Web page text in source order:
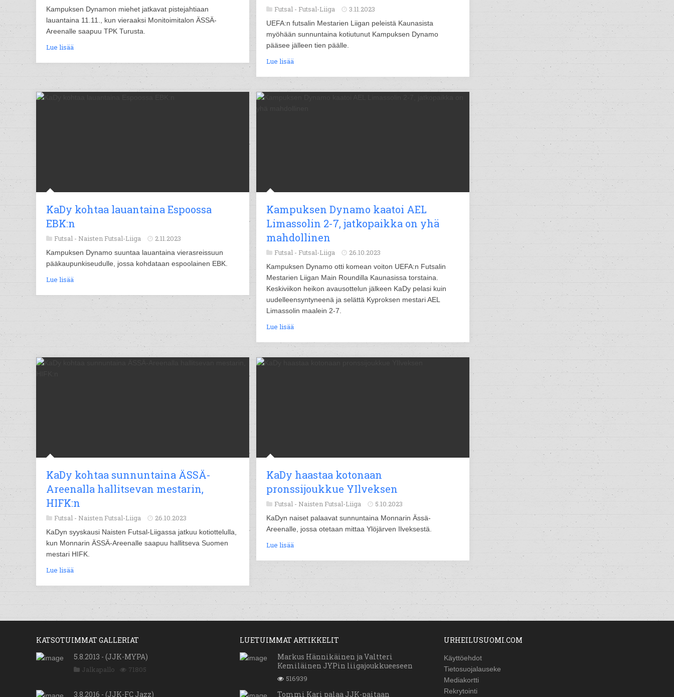
Kampuksen Dynamon miehet jatkavat pistejahtiaan
lauantaina 11.11., kun vieraaksi Monitoimitalon ÄSSÄ-
Areenalle saapuu TPK Turusta.
Lue lisää
Futsal - Futsal-Liiga 3.11.2023
UEFA:n futsalin Mestarien Liigan peleistä Kaunasista
myöhään sunnuntaina kotiutunut Kampuksen Dynamo
pääsee jälleen tien päälle.
Lue lisää
KaDy kohtaa lauantaina Espoossa
EBK:n
Futsal - Naisten Futsal-Liiga 2.11.2023
Kampuksen Dynamo suuntaa lauantaina vierasreissuun
pääkaupunkiseudulle, jossa kohdataan espoolainen EBK.
Lue lisää
Kampuksen Dynamo kaatoi AEL
Limassolin 2-7, jatkopaikka on yhä
mahdollinen
Futsal - Futsal-Liiga 26.10.2023
Kampuksen Dynamo otti komean voiton UEFA:n Futsalin
Mestarien Liigan Main Roundilla Kaunasissa torstaina.
Keskiviikon heikon avausottelun jälkeen KaDy pelasi kuin
uudelleensyntyneenä ja selättä Kyproksen mestari AEL
Limassolin maalein 2-7.
Lue lisää
KaDy kohtaa sunnuntaina ÄSSÄ-
Areenalla hallitsevan mestarin,
HIFK:n
Futsal - Naisten Futsal-Liiga 26.10.2023
KaDyn syyskausi Naisten Futsal-Liigassa jatkuu kotiottelulla,
kun Monnarin ÄSSÄ-Areenalle saapuu hallitseva Suomen
mestari HIFK.
Lue lisää
KaDy haastaa kotonaan
pronssijoukkue YIlveksen
Futsal - Naisten Futsal-Liiga 5.10.2023
KaDyn naiset palaavat sunnuntaina Monnarin Ässä-
Areenalle, jossa otetaan mittaa Ylöjärven Ilveksestä.
Lue lisää
KATSOTUIMMAT GALLERIAT
5.8.2013 - (JJK-MYPA)
Jalkapallo 71805
3.8.2016 - (JJK-FC Jazz)
LUETUIMMAT ARTIKKELIT
Markus Hännikäinen ja Valtteri
Kemiläinen JYPin liigajoukkueeseen
516939
Tommi Kari palaa JJK-paitaan
URHEILUSUOMI.COM
Käyttöehdot
Tietosuojalauseke
Mediakortti
Rekrytointi